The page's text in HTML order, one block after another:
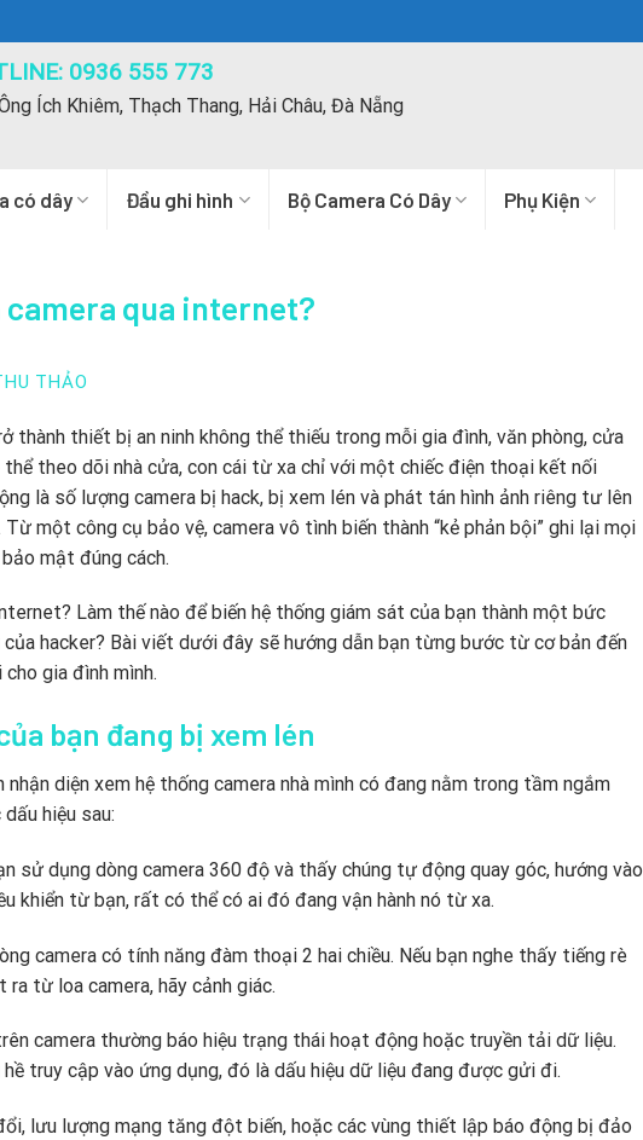
0936 555 773
Ích Khiêm, Thạch Thang, Hải Châu, Đà Nẵng
có dây Đầu ghi hình Bộ Camera Có Dây Phụ Kiện
camera qua internet?
THẢO
thành thiết bị an ninh không thể thiếu trong mỗi gia đình, văn phòng, cửa
thể theo dõi nhà cửa, con cái từ xa chỉ với một chiếc điện thoại kết nối
là số lượng camera bị hack, bị xem lén và phát tán hình ảnh riêng tư lên
một công cụ bảo vệ, camera vô tình biến thành “kẻ phản bội” ghi lại mọi
mật đúng cách.
Làm thế nào để biến hệ thống giám sát của bạn thành một bức
hacker? Bài viết dưới đây sẽ hướng dẫn bạn từng bước từ cơ bản đến
gia đình mình.
bạn đang bị xem lén
diện xem hệ thống camera nhà mình có đang nằm trong tầm ngắm
hiệu sau:
sử dụng dòng camera 360 độ và thấy chúng tự động quay góc, hướng vào
khiển từ bạn, rất có thể có ai đó đang vận hành nó từ xa.
camera có tính năng đàm thoại 2 hai chiều. Nếu bạn nghe thấy tiếng rè
từ loa camera, hãy cảnh giác.
camera thường báo hiệu trạng thái hoạt động hoặc truyền tải dữ liệu.
truy cập vào ứng dụng, đó là dấu hiệu dữ liệu đang được gửi đi.
lưu lượng mạng tăng đột biến, hoặc các vùng thiết lập báo động bị đảo